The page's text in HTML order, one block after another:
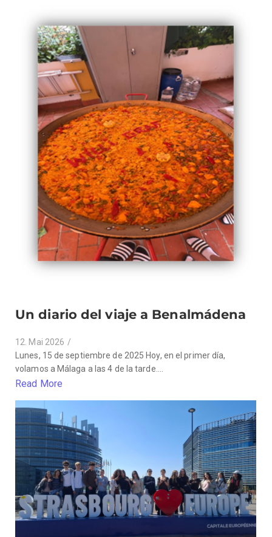
Un diario del viaje a Benalmádena
12. Mai 2026 /
Lunes, 15 de septiembre de 2025 Hoy, en el primer día,
volamos a Málaga a las 4 de la tarde....
Read More